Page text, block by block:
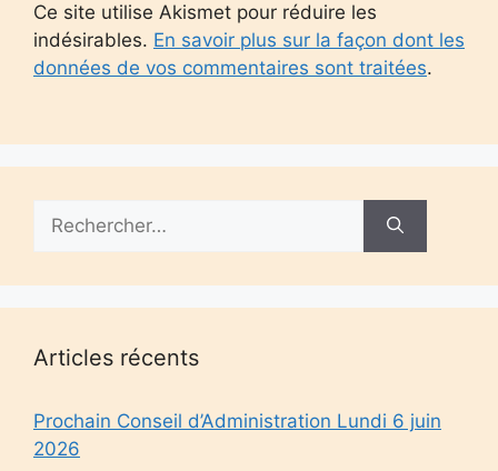
Ce site utilise Akismet pour réduire les
indésirables. En savoir plus sur la façon dont les
données de vos commentaires sont traitées.
Articles récents
Prochain Conseil d’Administration Lundi 6 juin
2026